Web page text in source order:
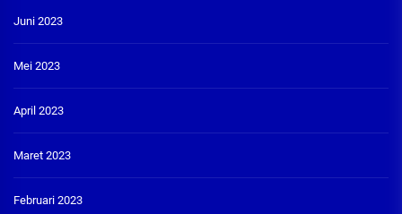
Juni 2023
Mei 2023
April 2023
Maret 2023
Februari 2023